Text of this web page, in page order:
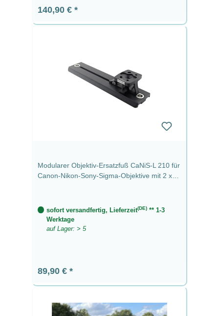
Regulärer Preis:
140,90 €
Modularer Objektiv-Ersatzfuß CaNiS-L 210 für
Canon-Nikon-Sony-Sigma-Objektive mit 2 x
210 (210 mm) 2 x QD
sofort versandfertig, Lieferzeit(DE)** 1-3
Werktage
auf Lager: > 5
Regulärer Preis:
89,90 €